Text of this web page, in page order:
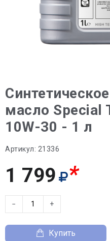
масло Special
10W-30 - 1 л
Артикул: 21336
1 799 *
− +
Купить